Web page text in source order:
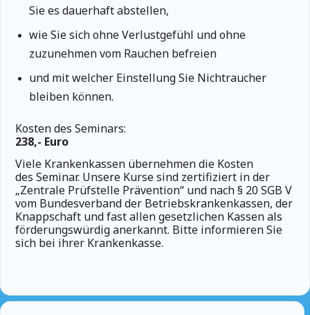
Sie es dauerhaft abstellen,
wie Sie sich ohne Verlustgefühl und ohne
zuzunehmen vom Rauchen befreien
und mit welcher Einstellung Sie Nichtraucher
bleiben können.
Kosten des Seminars:
238,- Euro
Viele Krankenkassen übernehmen die Kosten
des Seminar. Unsere Kurse sind zertifiziert in der
„Zentrale Prüfstelle Prävention“ und nach § 20 SGB V
vom Bundesverband der Betriebskrankenkassen, der
Knappschaft und fast allen gesetzlichen Kassen als
förderungswürdig anerkannt. Bitte informieren Sie
sich bei ihrer Krankenkasse.